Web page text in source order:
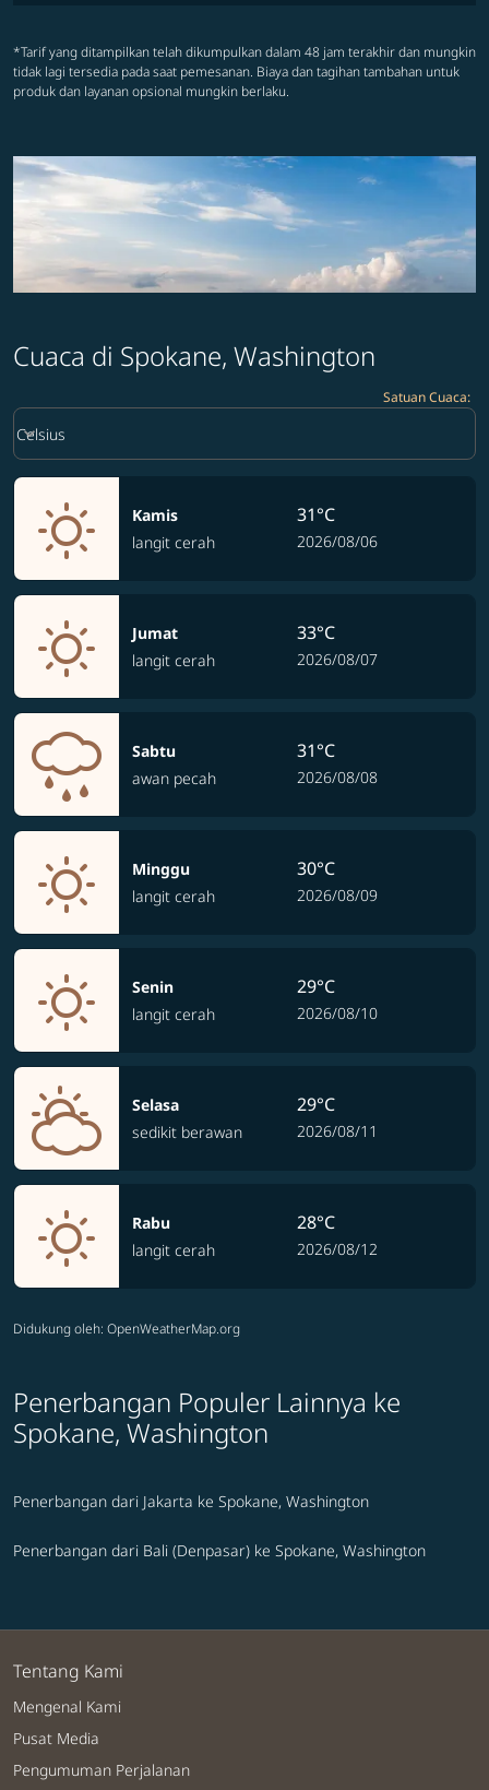
*Tarif yang ditampilkan telah dikumpulkan dalam 48 jam terakhir dan mungkin
tidak lagi tersedia pada saat pemesanan. Biaya dan tagihan tambahan untuk
produk dan layanan opsional mungkin berlaku.
Cuaca di Spokane, Washington
Satuan Cuaca:
Weather unit option Celsius Selected
Celsius
keyboard_arrow_down
Kamis
langit cerah
31°C
2026/08/06
Jumat
langit cerah
33°C
2026/08/07
Sabtu
awan pecah
31°C
2026/08/08
Minggu
langit cerah
30°C
2026/08/09
Senin
langit cerah
29°C
2026/08/10
Selasa
sedikit berawan
29°C
2026/08/11
Rabu
langit cerah
28°C
2026/08/12
Didukung oleh: OpenWeatherMap.org
Penerbangan Populer Lainnya ke
Spokane, Washington
Penerbangan dari Jakarta ke Spokane, Washington
Penerbangan dari Bali (Denpasar) ke Spokane, Washington
Tentang Kami
Mengenal Kami
Pusat Media
Pengumuman Perjalanan